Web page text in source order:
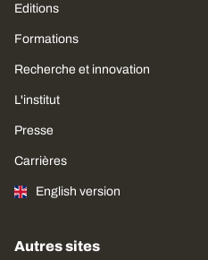
Editions
Formations
Recherche et innovation
L'institut
Presse
Carrières
English version
Autres sites